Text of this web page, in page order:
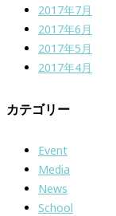
2017年7月
2017年6月
2017年5月
2017年4月
カテゴリー
Event
Media
News
School